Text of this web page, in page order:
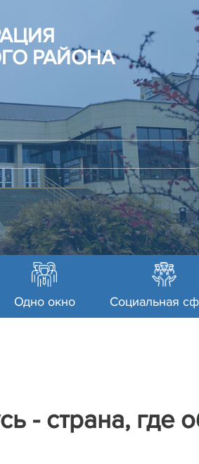
РАЙОНА
Одно окно Социальная
- страна, где